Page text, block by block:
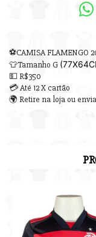
⚽CAMISA FLAMENGO
👕Tamanho G (77X64
💵 R$350
💳 Até 12 X cartão
🌍 Retire na loja ou